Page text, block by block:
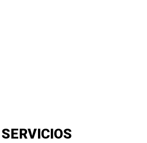
SERVICIOS